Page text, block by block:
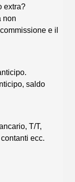
extra?
non
e il
saldo
T/T,
ecc.